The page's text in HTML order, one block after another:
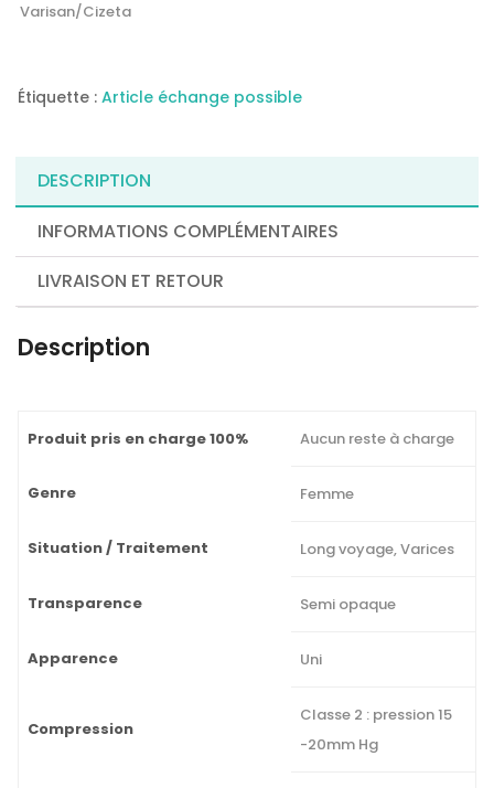
Varisan/Cizeta
Étiquette : Article échange possible
DESCRIPTION
INFORMATIONS COMPLÉMENTAIRES
LIVRAISON ET RETOUR
Description
Produit pris en charge 100% Aucun reste à charge
Genre Femme
Situation / Traitement Long voyage, Varices
Transparence Semi opaque
Apparence Uni
Compression
Classe 2 : pression 15
-20mm Hg